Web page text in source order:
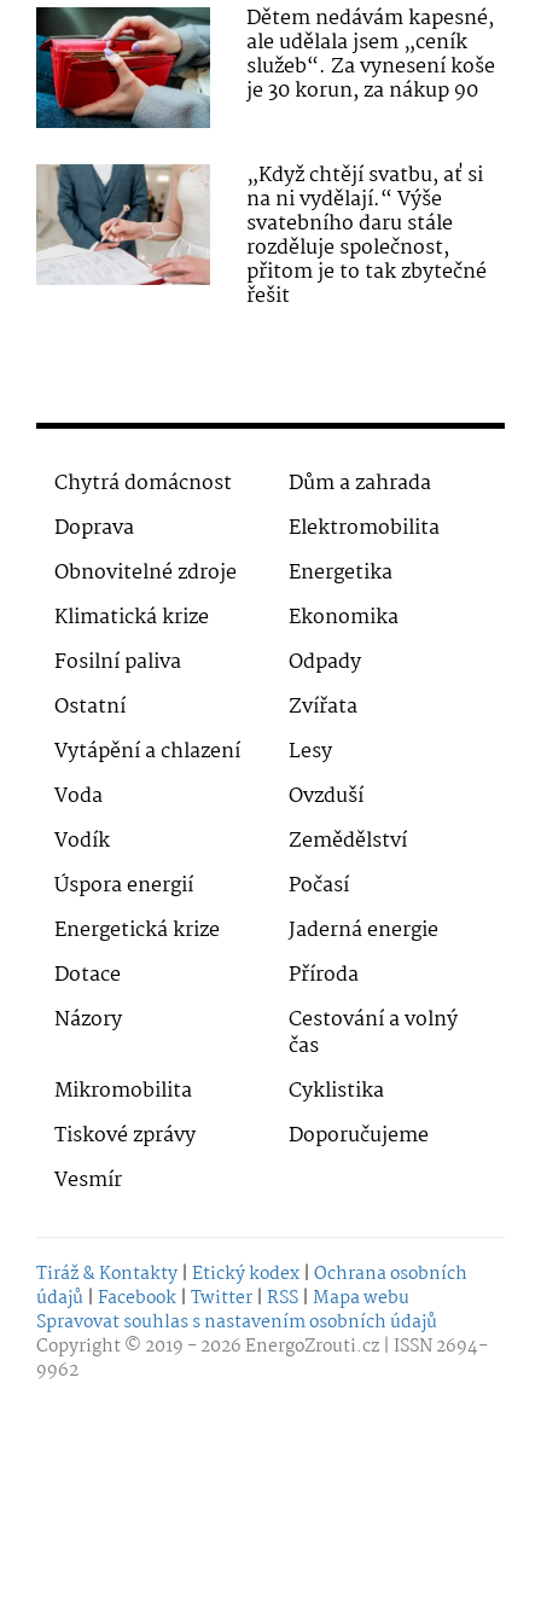
Dětem nedávám kapesné,
ale udělala jsem „ceník
služeb“. Za vynesení koše
je 30 korun, za nákup 90
„Když chtějí svatbu, ať si
na ni vydělají.“ Výše
svatebního daru stále
rozděluje společnost,
přitom je to tak zbytečné
řešit
Chytrá domácnost
Dům a zahrada
Doprava
Elektromobilita
Obnovitelné zdroje
Energetika
Klimatická krize
Ekonomika
Fosilní paliva
Odpady
Ostatní
Zvířata
Vytápění a chlazení
Lesy
Voda
Ovzduší
Vodík
Zemědělství
Úspora energií
Počasí
Energetická krize
Jaderná energie
Dotace
Příroda
Názory
Cestování a volný
čas
Mikromobilita
Cyklistika
Tiskové zprávy
Doporučujeme
Vesmír
Tiráž & Kontakty | Etický kodex | Ochrana osobních
údajů | Facebook | Twitter | RSS | Mapa webu
Spravovat souhlas s nastavením osobních údajů
Copyright © 2019 - 2026EnergoZrouti.cz | ISSN 2694-
9962